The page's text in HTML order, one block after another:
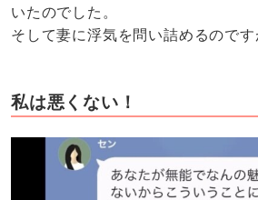
いたのでした。
そして妻に浮気を問い詰めるのです
私は悪くない！